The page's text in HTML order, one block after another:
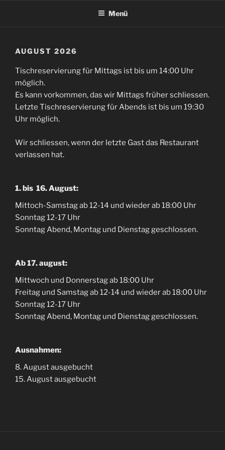
Menü
AUGUST 2026
Tischreservierung für Mittags ist bis um 14:00 Uhr
möglich.
Es kann vorkommen, das wir Mittags früher schliessen.
Letzte Tischreservierung für Abends ist bis um 19:30
Uhr möglich.
Wir schliessen, wenn der letzte Gast das Restaurant
verlassen hat.
1. bis 16. August:
Mittoch-Samstag ab 12-14 und wieder ab 18:00 Uhr
Sonntag 12-17 Uhr
Sonntag Abend, Montag und Dienstag geschlossen.
Ab 17. august:
Mittwoch und Donnerstag ab 18:00 Uhr
Freitag und Samstag ab 12-14 und wieder ab 18:00 Uhr
Sonntag 12-17 Uhr
Sonntag Abend, Montag und Dienstag geschlossen.
Ausnahmen:
8. August ausgebucht
15. August ausgebucht